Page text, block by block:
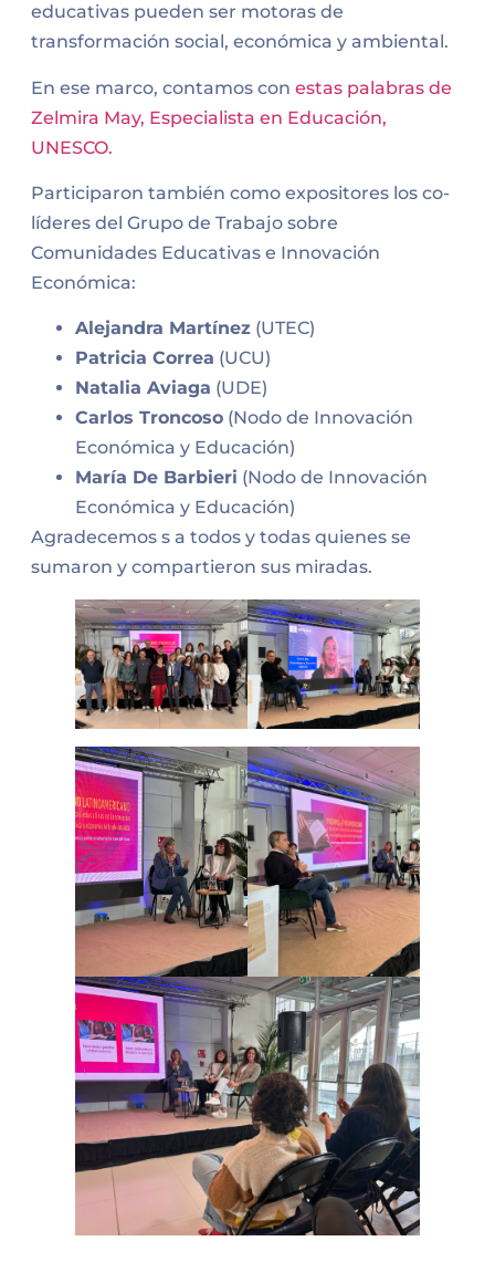
educativas pueden ser motoras de
transformación social, económica y ambiental.
En ese marco, contamos conestas palabras de
Zelmira May, Especialista en Educación,
UNESCO.
Participaron también como expositores los co-
líderes del Grupo de Trabajo sobre
Comunidades Educativas e Innovación
Económica:
Alejandra Martínez (UTEC)
Patricia Correa (UCU)
Natalia Aviaga (UDE)
Carlos Troncoso (Nodo de Innovación
Económica y Educación)
María De Barbieri (Nodo de Innovación
Económica y Educación)
Agradecemos s a todos y todas quienes se
sumaron y compartieron sus miradas.